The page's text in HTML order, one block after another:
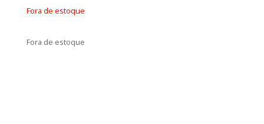
Fora de estoque
Fora de estoque